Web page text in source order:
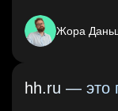
Жора
hh.ru — это